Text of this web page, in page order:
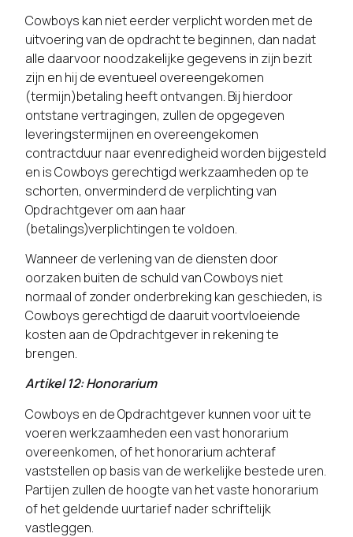
Cowboys kan niet eerder verplicht worden met de
uitvoering van de opdracht te beginnen, dan nadat
alle daarvoor noodzakelijke gegevens in zijn bezit
zijn en hij de eventueel overeengekomen
(termijn)betaling heeft ontvangen. Bij hierdoor
ontstane vertragingen, zullen de opgegeven
leveringstermijnen en overeengekomen
contractduur naar evenredigheid worden bijgesteld
en is Cowboys gerechtigd werkzaamheden op te
schorten, onverminderd de verplichting van
Opdrachtgever om aan haar
(betalings)verplichtingen te voldoen.
Wanneer de verlening van de diensten door
oorzaken buiten de schuld van Cowboys niet
normaal of zonder onderbreking kan geschieden, is
Cowboys gerechtigd de daaruit voortvloeiende
kosten aan de Opdrachtgever in rekening te
brengen.
Artikel 12: Honorarium
Cowboys en de Opdrachtgever kunnen voor uit te
voeren werkzaamheden een vast honorarium
overeenkomen, of het honorarium achteraf
vaststellen op basis van de werkelijke bestede uren.
Partijen zullen de hoogte van het vaste honorarium
of het geldende uurtarief nader schriftelijk
vastleggen.